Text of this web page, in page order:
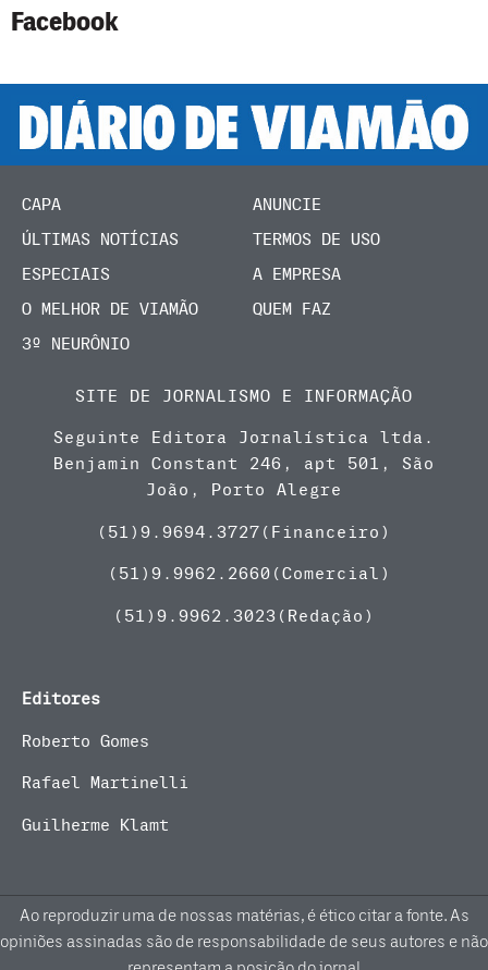
Facebook
CAPA
ÚLTIMAS NOTÍCIAS
ESPECIAIS
O MELHOR DE VIAMÃO
3º NEURÔNIO
ANUNCIE
TERMOS DE USO
A EMPRESA
QUEM FAZ
SITE DE JORNALISMO E INFORMAÇÃO
Seguinte Editora Jornalística ltda.
Benjamin Constant 246, apt 501, São
João, Porto Alegre
(51)9.9694.3727(Financeiro)
(51) 9.9962.2660(Comercial)
(51)9.9962.3023(Redação)
Editores
Roberto Gomes
Rafael Martinelli
Guilherme Klamt
Ao reproduzir uma de nossas matérias, é ético citar a fonte. As
opiniões assinadas são de responsabilidade de seus autores e não